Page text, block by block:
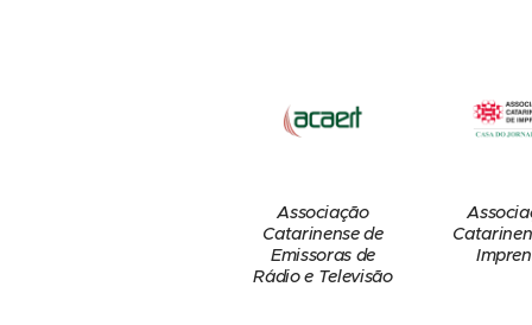
Associação
Catarinense de
Emissoras de
Rádio e Televisão